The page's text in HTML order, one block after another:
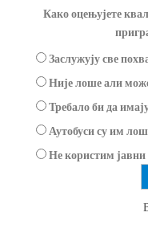
Како оцењујете
Заслужују све
Није лоше али
Требало би да
Аутобуси су им
Не користим јавни